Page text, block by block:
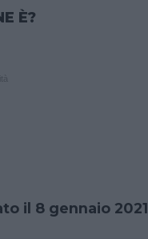
È?
il 8 gennaio 2021